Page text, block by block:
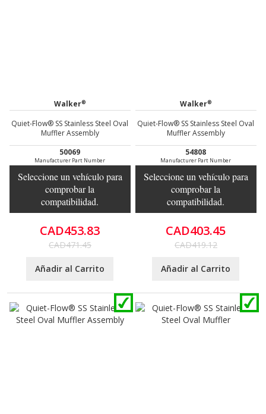
Walker®
Quiet-Flow® SS Stainless Steel Oval
Muffler Assembly
50069
Manufacturer Part Number
Seleccione un vehículo para
comprobar la
compatibilidad.
CAD453.83
CAD471.45
Añadir al Carrito
Walker®
Quiet-Flow® SS Stainless Steel Oval
Muffler Assembly
54808
Manufacturer Part Number
Seleccione un vehículo para
comprobar la
compatibilidad.
CAD403.45
CAD419.12
Añadir al Carrito